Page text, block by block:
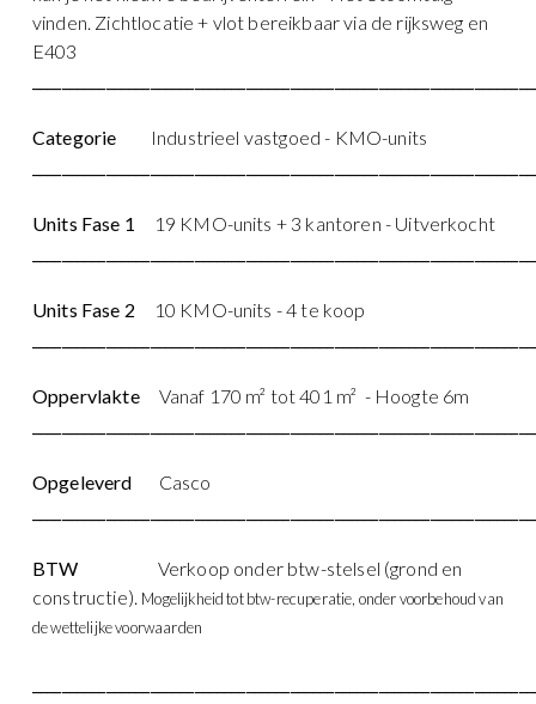
vinden. Zichtlocatie + vlot bereikbaar via de rijksweg en
E403
Categorie Industrieel vastgoed - KMO-units
Units Fase 1
19 KMO-units + 3 kantoren - Uitverkocht
Units Fase 2 10 KMO-units - 4 te koop
Oppervlakte
Vanaf 170 m² tot 401 m² - Hoogte 6m
Opgeleverd Casco
BTW Verkoop onder btw-stelsel (grond en
constructie). Mogelijkheid tot btw-recuperatie, onder voorbehoud van
de wettelijke voorwaarden